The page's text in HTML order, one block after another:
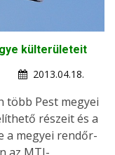
külterületeit
2013.04.18.
több Pest megyei
részeit és a
a megyei rendőr-